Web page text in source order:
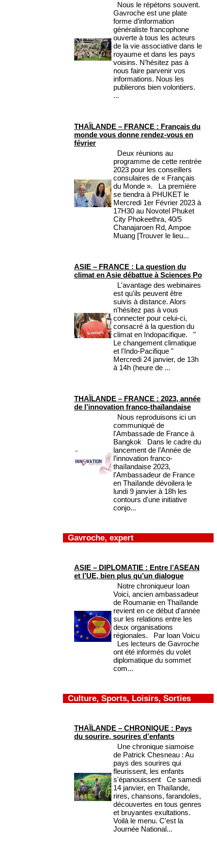
Nous le répétons souvent.
Gavroche est une plate
forme d’information
généraliste francophone
ouverte à tous les acteurs
de la vie associative dans le
royaume et dans les pays
voisins. N’hésitez pas à
nous faire parvenir vos
informations. Nous les
publierons bien volontiers.
...
THAÏLANDE – FRANCE : Français du
monde vous donne rendez-vous en
février
Deux réunions au
programme de cette rentrée
2023 pour les conseillers
consulaires de « Français
du Monde ». La première
se tiendra à PHUKET le
Mercredi 1er Février 2023 à
17H30 au Novotel Phuket
City Phokeethra, 40/5
Chanajaroen Rd, Ampoe
Muang [Trouver le lieu...
ASIE – FRANCE : La question du
climat en Asie débattue à Sciences Po
L'avantage des webinaires
est qu'ils peuvent être
suivis à distance. Alors
n'hésitez pas à vous
connecter pour celui-ci,
consacré à la question du
climat en Indopacifique. "
Le changement climatique
et l'Indo-Pacifique "
Mercredi 24 janvier, de 13h
à 14h (heure de ...
THAÏLANDE – FRANCE : 2023, année
de l’innovation franco-thaïlandaise
Nous reproduisons ici un
communiqué de
l'Ambassade de France à
Bangkok Dans le cadre du
lancement de l’Année de
l’innovation franco-
thaïlandaise 2023,
l’Ambassadeur de France
en Thaïlande dévoilera le
lundi 9 janvier à 18h les
contours d'une initiative
conjo...
Gavroche, expert
ASIE – DIPLOMATIE : Entre l’ASEAN
et l’UE, bien plus qu’un dialogue
Notre chroniqueur Ioan
Voici, ancien ambassadeur
de Roumanie en Thaïlande
revient en ce début d'année
sur les relations entre les
deux organisations
régionales. Par Ioan Voicu
Les lecteurs de Gavroche
ont été informés du volet
diplomatique du sommet
com...
Culture, Sports, Loisirs, Sorties
THAÏLANDE – CHRONIQUE : Pays
du sourire, sourires d’enfants
Une chronique siamoise
de Patrick Chesneau : Au
pays des sourires qui
fleurissent, les enfants
s'épanouissent Ce samedi
14 janvier, en Thaïlande,
rires, chansons, farandoles,
découvertes en tous genres
et bruyantes exultations.
Voilà le menu. C'est la
Journée National...